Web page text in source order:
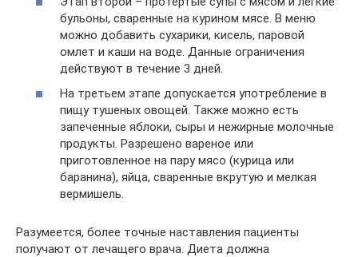
бульоны, сваренные на курином мясе. В меню
можно добавить сухарики, кисель, паровой
омлет и каши на воде. Данные ограничения
действуют в течение 3 дней.
На третьем этапе допускается употребление в
пищу тушеных овощей. Также можно есть
запеченные яблоки, сыры и нежирные молочные
продукты. Разрешено вареное или
приготовленное на пару мясо (курица или
баранина), яйца, сваренные вкрутую и мелкая
вермишель.
Разумеется, более точные наставления пациенты
получают от лечащего врача. Диета должна